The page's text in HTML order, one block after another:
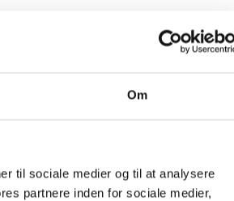
Om
til sociale medier og til at analysere
partnere inden for sociale medier,
fragt over 349 kr.
rådgivning